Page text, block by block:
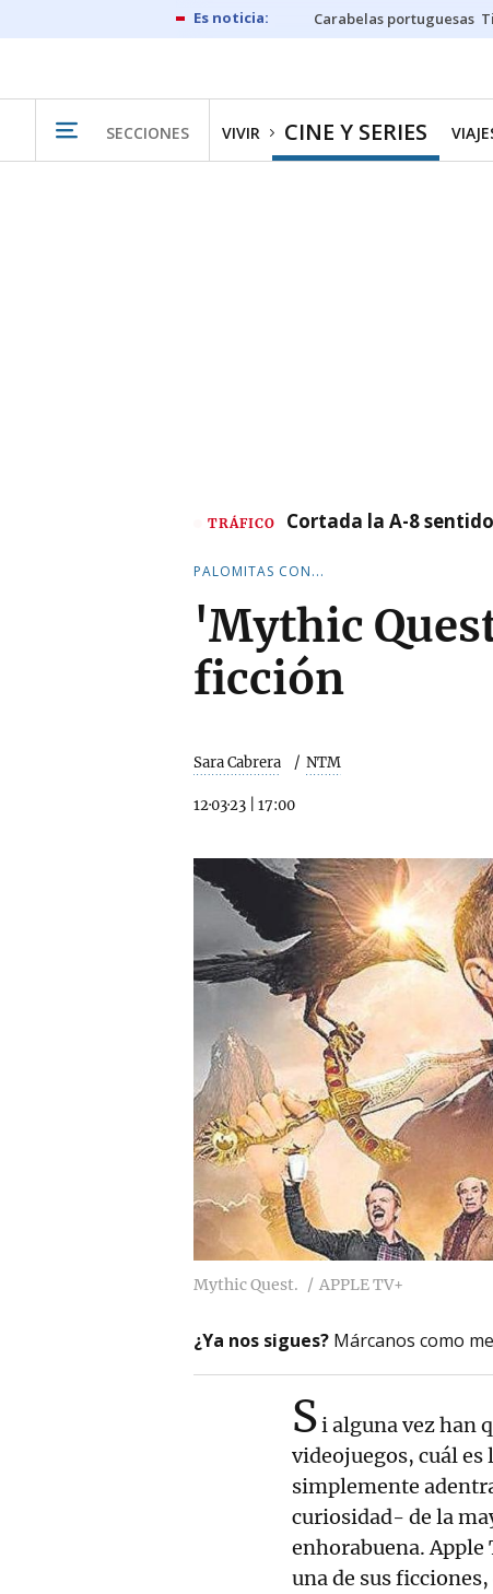
Carabelas portuguesas
SECCIONES VIVIR CINE Y SERIES
TRÁFICO Cortada la A-8
PALOMITAS CON...
'Mythic
ficción
Sara Cabrera NTM
12·03·23 17:00
Mythic Quest. APPLE TV+
¿Ya nos sigues? Márcanos como
Si alguna vez han
videojuegos, cuál es
simplemente
curiosidad- de la
enhorabuena. Apple
una de sus